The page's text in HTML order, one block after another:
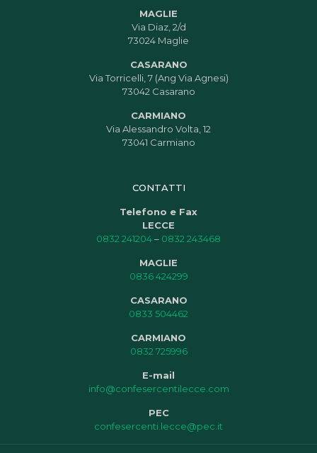
MAGLIE
Via Diaz, 2/d
73024 Maglie
CASARANO
Via Torricelli, 7 (Ang Via Agnesi)
73042 Casarano
CARMIANO
Via Alessandro Volta, 12
73041 Carmiano
CONTATTI
Telefono e Fax
LECCE
0832 241204– 0832 243468
MAGLIE
0836 424299
CASARANO
0833 504462
CARMIANO
0832 725996
E-mail
info@confesercentilecce.com
PEC
confesercenti.lecce@pec.it